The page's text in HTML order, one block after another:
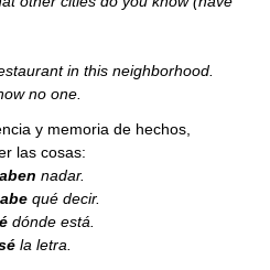
in this neighborhood.
no one.
y memoria de hechos,
las cosas:
nadar.
qué decir.
dónde está.
la letra.